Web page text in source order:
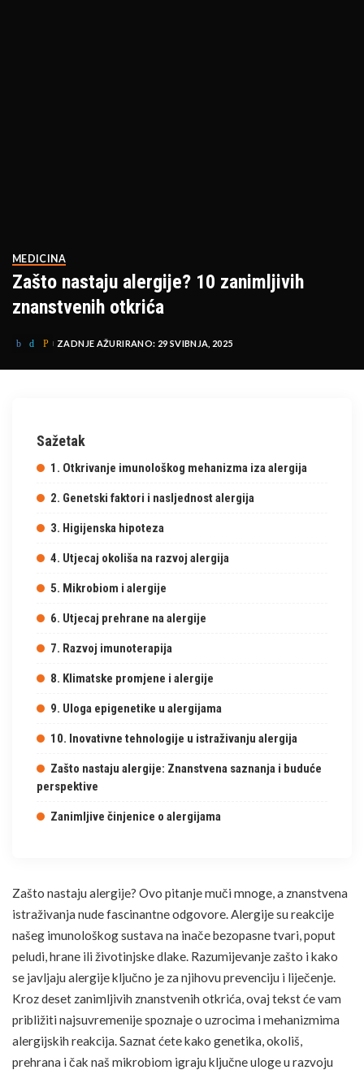
MEDICINA
Zašto nastaju alergije? 10 zanimljivih
znanstvenih otkrića
ZADNJE AŽURIRANO: 29 SVIBNJA, 2025
Sažetak
1. Otkrivanje imunološkog mehanizma iza alergija
2. Genetski faktori i nasljednost alergija
3. Higijenska hipoteza
4. Utjecaj okoliša na razvoj alergija
5. Mikrobiom i alergije
6. Utjecaj prehrane na alergije
7. Razvoj imunoterapija
8. Klimatske promjene i alergije
9. Uloga epigenetike u alergijama
10. Inovativne tehnologije u istraživanju alergija
Zašto nastaju alergije: Znanstvena saznanja i buduće
perspektive
Zanimljive činjenice o alergijama
Zašto nastaju alergije? Ovo pitanje muči mnoge, a znanstvena
istraživanja nude fascinantne odgovore. Alergije su reakcije
našeg imunološkog sustava na inače bezopasne tvari, poput
peludi, hrane ili životinjske dlake. Razumijevanje zašto i kako
se javljaju alergije ključno je za njihovu prevenciju i liječenje.
Kroz deset zanimljivih znanstvenih otkrića, ovaj tekst će vam
približiti najsuvremenije spoznaje o uzrocima i mehanizmima
alergijskih reakcija. Saznat ćete kako genetika, okoliš,
prehrana i čak naš mikrobiom igraju ključne uloge u razvoju